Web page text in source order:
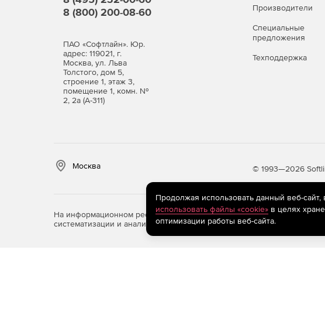
8 (800) 200-08-60
ПАО «Софтлайн». Юр.
адрес: 119021, г.
Москва, ул. Льва
Толстого, дом 5,
строение 1, этаж 3,
помещение 1, комн. №
2, 2а (А-311)
Производители
Специальные
предложения
Техподдержка
Москва © 1993—2026
На информационном ресурсе store.softline.ru применяются
систематизации и анализа сведений, относящихся к предпочтениям
Продолжая использовать данный веб-
использовать файлы «cookie»в целях
оптимизации работы веб-сайта.